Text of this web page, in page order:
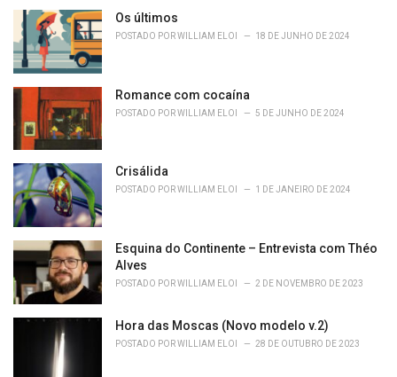
Os últimos
POSTADO PORWILLIAM ELOI 18 DE JUNHO DE 2024
Romance com cocaína
POSTADO PORWILLIAM ELOI 5 DE JUNHO DE 2024
Crisálida
POSTADO PORWILLIAM ELOI 1 DE JANEIRO DE 2024
Esquina do Continente – Entrevista com Théo
Alves
POSTADO PORWILLIAM ELOI 2 DE NOVEMBRO DE 2023
Hora das Moscas (Novo modelo v.2)
POSTADO PORWILLIAM ELOI 28 DE OUTUBRO DE 2023